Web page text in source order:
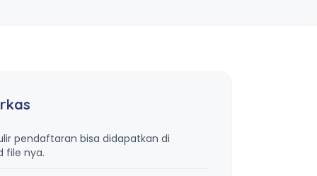
pendaftaran bisa didapatkan di
file nya.